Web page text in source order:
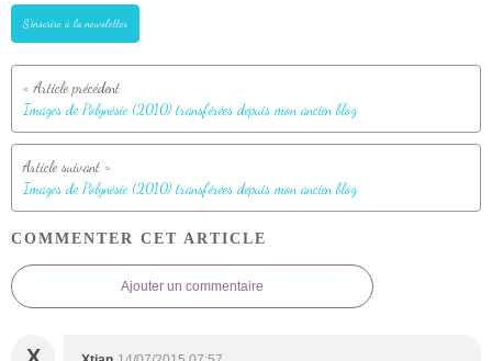
S'inscrire à la newsletter
Images de Polynésie (2010) transférées depuis mon ancien blog
Images de Polynésie (2010) transférées depuis mon ancien blog
COMMENTER CET ARTICLE
Ajouter un commentaire